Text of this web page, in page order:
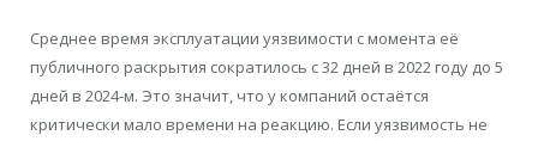
Среднее время эксплуатации уязвимости с момента её
публичного раскрытия сократилось с 32 дней в 2022 году до 5
дней в 2024-м. Это значит, что у компаний остаётся
критически мало времени на реакцию. Если уязвимость не